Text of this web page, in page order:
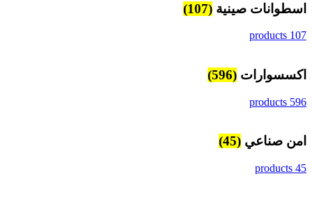
اسطوانات صينية (107)
107 products
اكسسوارات (596)
596 products
امن صناعي (45)
45 products